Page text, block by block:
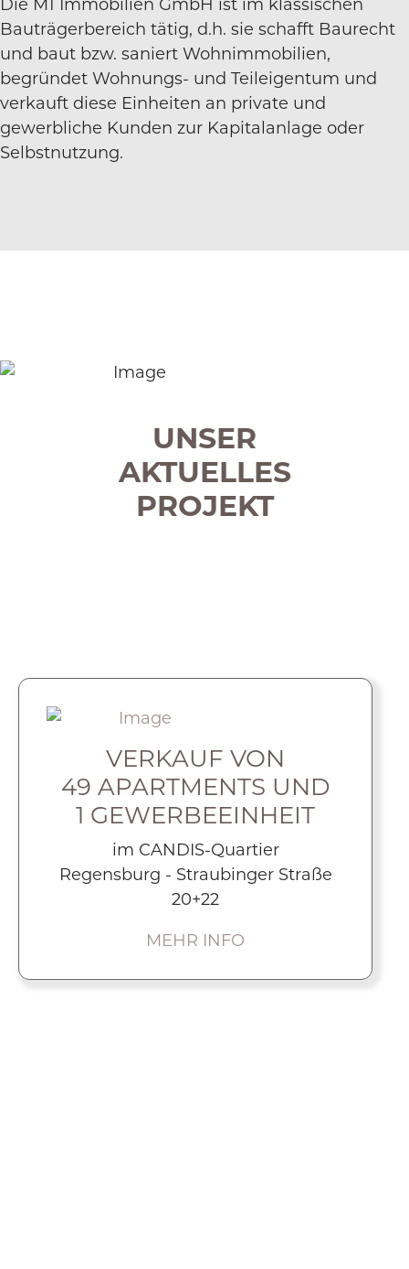
Die M1 Immobilien GmbH ist im klassischen
Bauträgerbereich tätig, d.h. sie schafft Baurecht
und baut bzw. saniert Wohnimmobilien,
begründet Wohnungs- und Teileigentum und
verkauft diese Einheiten an private und
gewerbliche Kunden zur Kapitalanlage oder
Selbstnutzung.
UNSER
AKTUELLES
PROJEKT
VERKAUF VON
49 APARTMENTS UND
1 GEWERBE­EINHEIT
im CANDIS-Quartier
Regensburg - Straubinger Straße
20+22
MEHR INFO